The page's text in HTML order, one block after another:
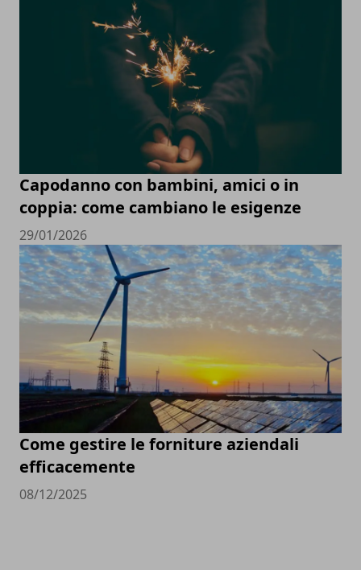
Capodanno con bambini, amici o in
coppia: come cambiano le esigenze
29/01/2026
Come gestire le forniture aziendali
efficacemente
08/12/2025